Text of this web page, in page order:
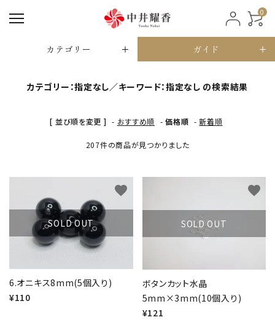
0
カテゴリー ガイド
カテゴリー：指定なし／キーワード：指定なし の検索結果
[ 並び順を変更 ] - おすすめ順 -価格順 -新着順
207件の商品が見つかりました
SOLD OUT
6.オニキス8mm(5個入り)
¥110
favorite
SOLD OUT
ボタンカット水晶
5mm×3mm(10個入り)
¥121
favorite